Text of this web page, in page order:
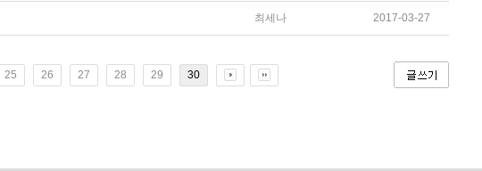
최세나 2017-03-27
25 26 27 28 29 30